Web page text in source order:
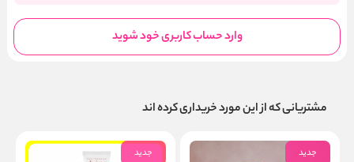
وارد حساب کاربری خود شوید
مشتریانی که از این مورد خریداری کرده اند
جدید جدید